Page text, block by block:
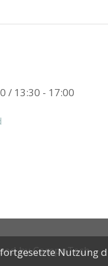
/ 13:30 - 17:00
byCompuTech
Nutzung